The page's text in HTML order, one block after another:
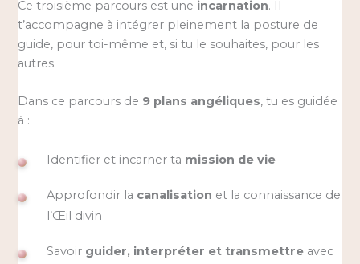
Ce troisième parcours est une incarnation. Il
t’accompagne à intégrer pleinement la posture de
guide, pour toi-même et, si tu le souhaites, pour les
autres.
Dans ce parcours de 9 plans angéliques, tu es guidée
à :
Identifier et incarner ta mission de vie
Approfondir la canalisation et la connaissance de
l’Œil divin
Savoir guider, interpréter et transmettre avec